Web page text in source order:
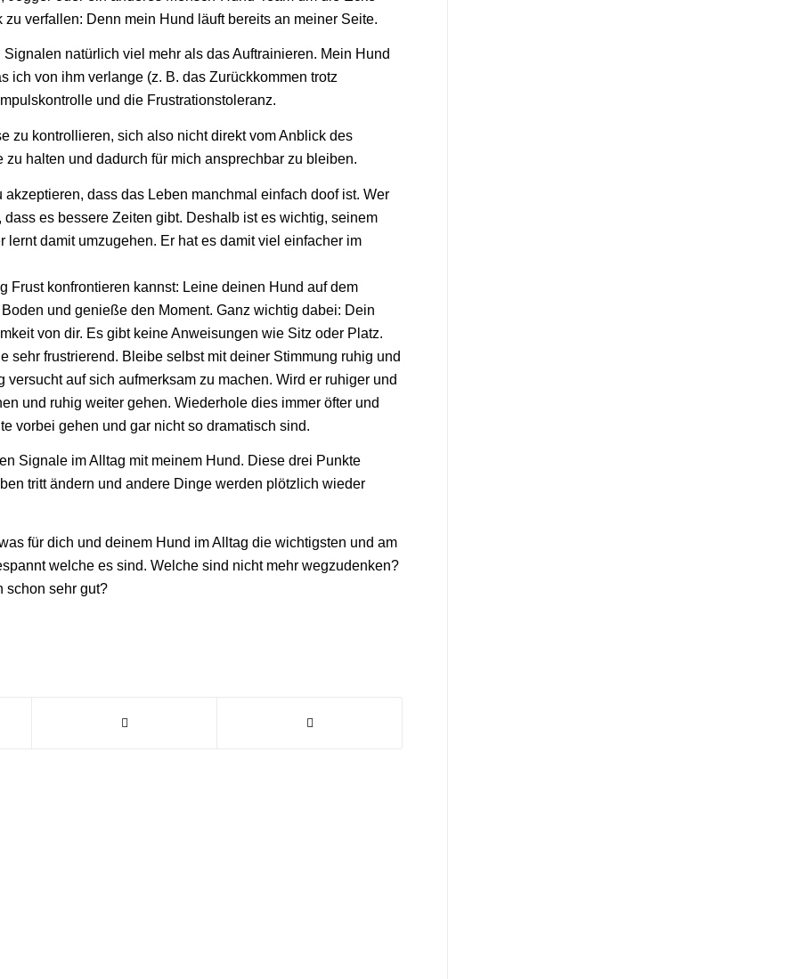
verfallen: Denn mein Hund läuft bereits an meiner Seite.
natürlich viel mehr als das Auftrainieren. Mein Hund
ich von ihm verlange (z. B. das Zurückkommen trotz
und die Frustrationstoleranz.
zu kontrollieren, sich also nicht direkt vom Anblick des
halten und dadurch für mich ansprechbar zu bleiben.
dass das Leben manchmal einfach doof ist. Wer
es bessere Zeiten gibt. Deshalb ist es wichtig, seinem
damit umzugehen. Er hat es damit viel einfacher im
konfrontieren kannst: Leine deinen Hund auf dem
und genieße den Moment. Ganz wichtig dabei: Dein
von dir. Es gibt keine Anweisungen wie Sitz oder Platz.
sehr frustrierend. Bleibe selbst mit deiner Stimmung ruhig und
auf sich aufmerksam zu machen. Wird er ruhiger und
und ruhig weiter gehen. Wiederhole dies immer öfter und
vorbei gehen und gar nicht so dramatisch sind.
Signale im Alltag mit meinem Hund. Diese drei Punkte
tritt ändern und andere Dinge werden plötzlich wieder
für dich und deinem Hund im Alltag die wichtigsten und am
welche es sind. Welche sind nicht mehr wegzudenken?
schon sehr gut?